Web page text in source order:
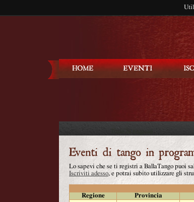
Lo sapevi che se ti registri a BallaTango puoi
Iscriviti adesso, e potrai subito utilizzare gli
Regione
Provincia